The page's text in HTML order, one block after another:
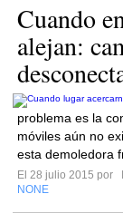
Cuando
alejan:
problema es la
móviles aún no
esta demoledora
El 28 julio 2015 por
NONE